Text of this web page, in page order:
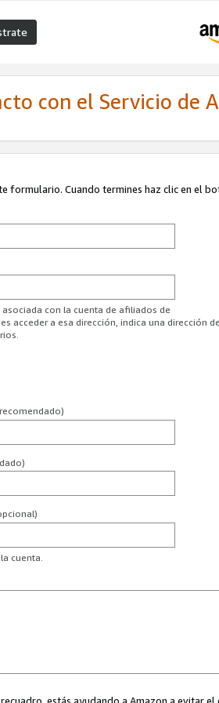
con el Servicio de
formulario. Cuando termines haz clic en el
con la cuenta de afiliados de
acceder a esa dirección, indica una dirección
cuenta.